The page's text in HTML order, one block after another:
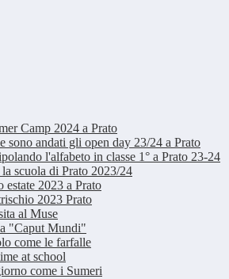
Camp 2024 a Prato
sono andati gli open day 23/24 a Prato
l'alfabeto in classe 1° a Prato 23-24
scuola di Prato 2023/24
estate 2023 a Prato
2023 Prato
al Muse
"Caput Mundi"
come le farfalle
at school
come i Sumeri